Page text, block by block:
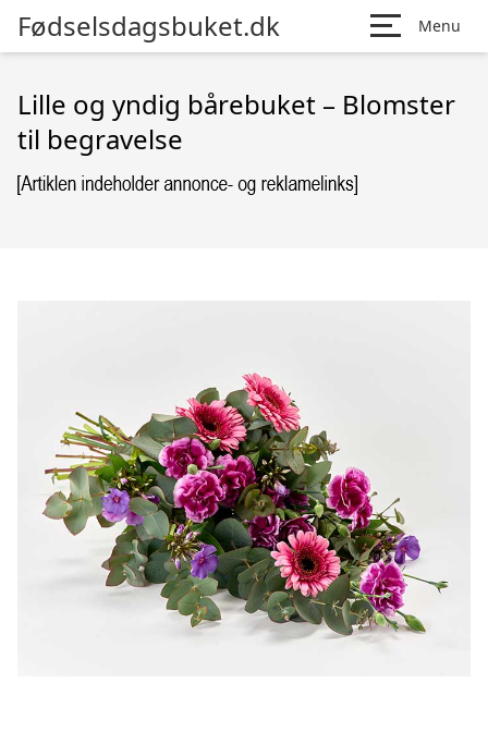
Fødselsdagsbuket.dk Menu
Lille og yndig bårebuket – Blomster
til begravelse